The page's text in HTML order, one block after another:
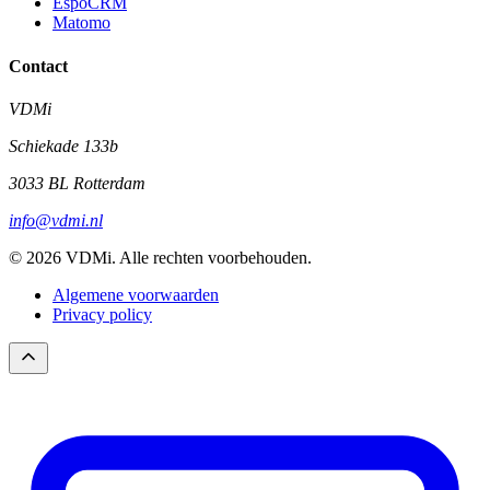
Matomo
Contact
VDMi
Schiekade 133b
3033 BL Rotterdam
info@vdmi.nl
© 2026 VDMi. Alle rechten voorbehouden.
Algemene voorwaarden
Privacy policy